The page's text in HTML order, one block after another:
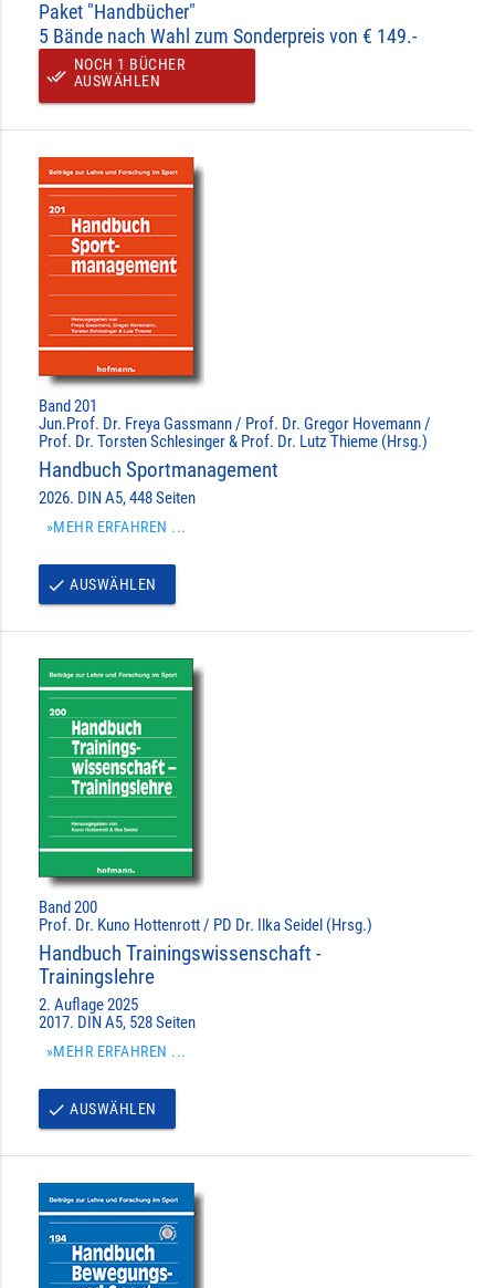
Paket "Handbücher"
5 Bände nach Wahl zum Sonderpreis von € 149.-
done_all
NOCH 1 BÜCHER
AUSWÄHLEN
Band 201
Jun.Prof. Dr. Freya Gassmann / Prof. Dr. Gregor Hovemann /
Prof. Dr. Torsten Schlesinger & Prof. Dr. Lutz Thieme (Hrsg.)
Handbuch Sportmanagement
2026. DIN A5, 448 Seiten
»MEHR ERFAHREN ...
done AUSWÄHLEN
Band 200
Prof. Dr. Kuno Hottenrott / PD Dr. Ilka Seidel (Hrsg.)
Handbuch Trainingswissenschaft -
Trainingslehre
2. Auflage 2025
2017. DIN A5, 528 Seiten
»MEHR ERFAHREN ...
done AUSWÄHLEN